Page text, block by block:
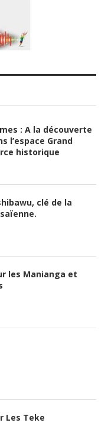
: A la découverte
l’espace Grand
historique
clé de la
les Manianga et
Les Teke